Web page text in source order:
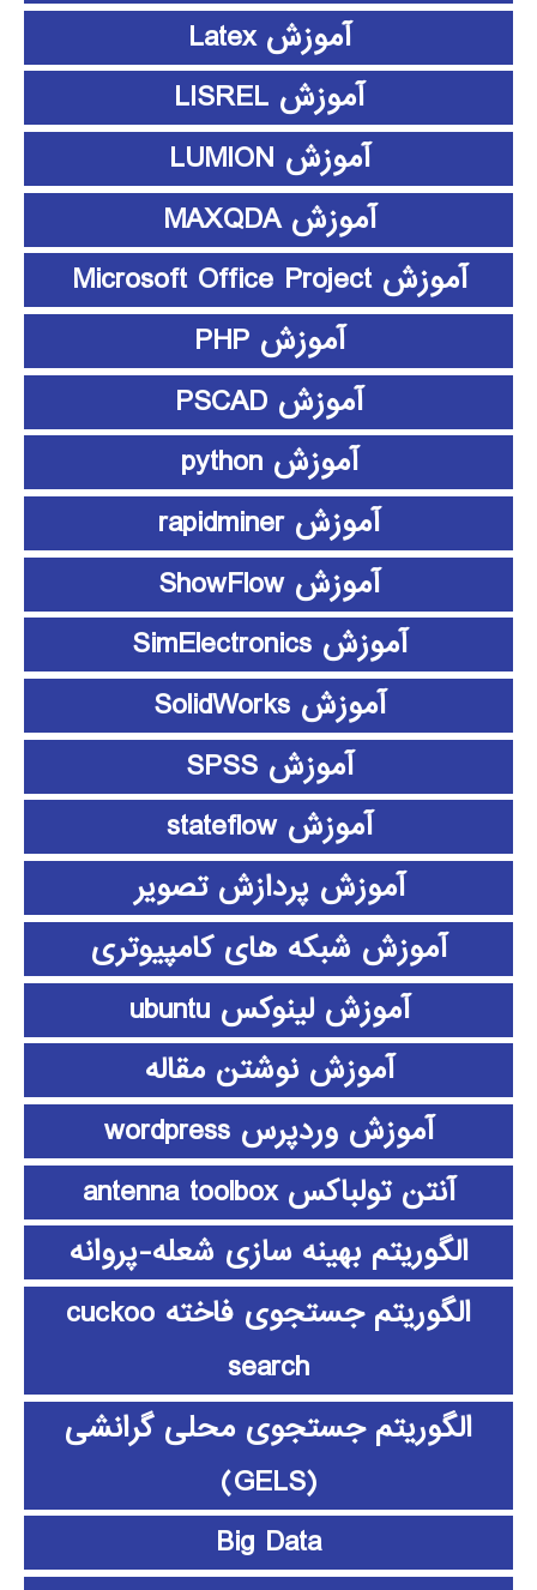
آموزش Latex
آموزش LISREL
آموزش LUMION
آموزش MAXQDA
آموزش Microsoft Office Project
آموزش PHP
آموزش PSCAD
آموزش python
آموزش rapidminer
آموزش ShowFlow
آموزش SimElectronics
آموزش SolidWorks
آموزش SPSS
آموزش stateflow
آموزش پردازش تصویر
آموزش شبکه های کامپیوتری
آموزش لینوکس ubuntu
آموزش نوشتن مقاله
آموزش وردپرس wordpress
آنتن تولباکس antenna toolbox
الگوریتم بهینه سازی شعله-پروانه
الگوریتم جستجوی فاخته cuckoo
search
الگوریتم جستجوی محلی گرانشی
(GELS)
Big Data